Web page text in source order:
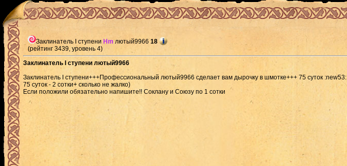
Заклинатель I ступени Hm лютый9966 18
(рейтинг 3439, уровень 4)
Заклинатель I ступени лютый9966
Заклинатель I ступени+++Профессиональный лютый9966 сделает вам дырочку в шмотке+++ 75 суток :new53:
75 суток - 2 сотки+ сколько не жалко)
Если положили обязательно напишите!! Соклану и Союзу по 1 cотки